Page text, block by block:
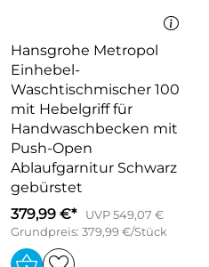
Hansgrohe Metropol
Einhebel-
Waschtischmischer 100
mit Hebelgriff für
Handwaschbecken mit
Push-Open
Ablaufgarnitur Schwarz
gebürstet
379,99 €*
UVP 549,07 €
Grundpreis: 379,99 €/Stück